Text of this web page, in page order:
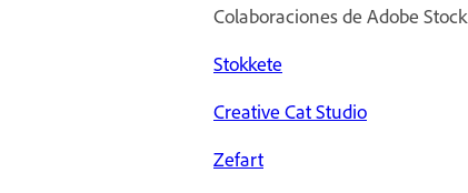
Colaboraciones de Adobe Stock
Stokkete
Creative Cat Studio
Zefart